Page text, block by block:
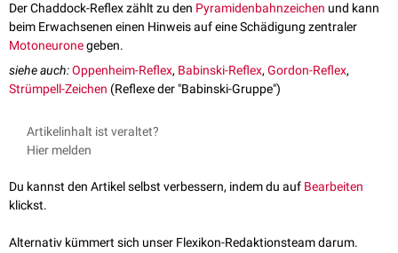
Der Chaddock-Reflex zählt zu den Pyramidenbahnzeichen und kann
beim Erwachsenen einen Hinweis auf eine Schädigung zentraler
Motoneuronegeben.
siehe auch:Oppenheim-Reflex, Babinski-Reflex, Gordon-Reflex,
Strümpell-Zeichen (Reflexe der "Babinski-Gruppe")
Artikelinhalt ist veraltet?
Hier melden
Du kannst den Artikel selbst verbessern, indem du auf Bearbeiten
klickst.
Alternativ kümmert sich unser Flexikon-Redaktionsteam darum.